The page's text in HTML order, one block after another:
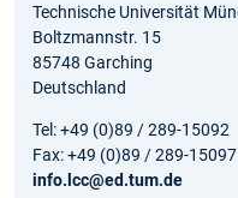
Technische Universität
Boltzmannstr. 15
85748 Garching
Deutschland
Tel: +49 (0)89 / 289-15092
Fax: +49 (0)89 / 289-15097
info.lcc@ed.tum.de